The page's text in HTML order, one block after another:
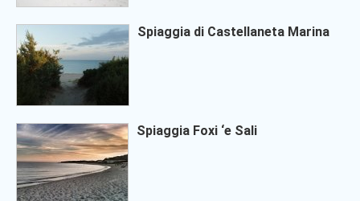
Spiaggia di Castellaneta Marina
Spiaggia Foxi ‘e Sali